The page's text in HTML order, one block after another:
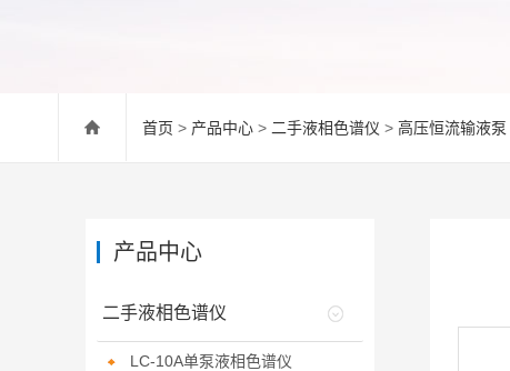
首页 > 产品中心 > 二手液相色谱仪 > 高压恒流输液泵
产品中心
二手液相色谱仪
LC-10A单泵液相色谱仪